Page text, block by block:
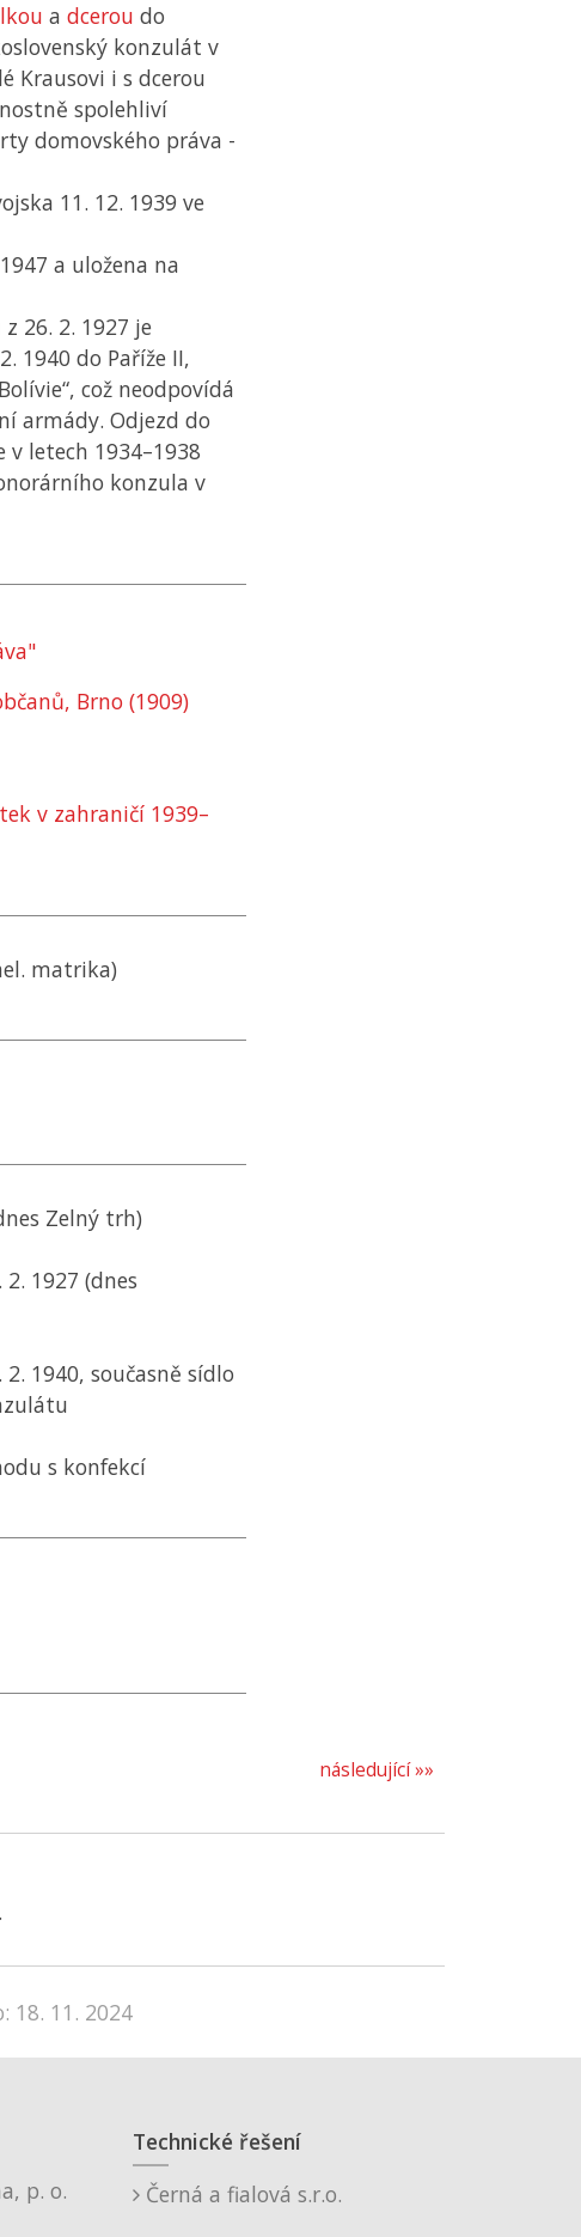
a dcerou do
konzulát v
Krausovi i s dcerou
spolehliví
domovského práva -
11. 12. 1939 ve
a uložena na
26. 2. 1927 je
1940 do Paříže II,
což neodpovídá
armády. Odjezd do
letech 1934–1938
konzula v
Brno (1909)
v zahraničí 1939–
matrika)
Zelný trh)
1927 (dnes
1940, současně sídlo
s konfekcí
následující »»
18. 11. 2024
p. o.
Technické řešení
Černá a fialová s.r.o.